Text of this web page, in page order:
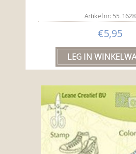
Artikelnr: 55.1628
€5,95